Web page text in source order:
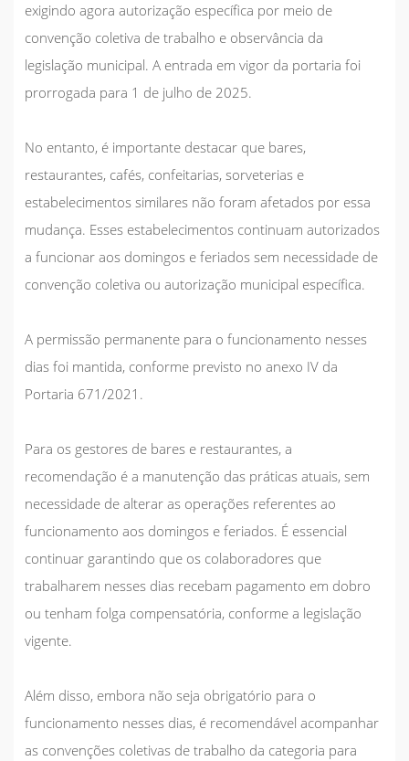
exigindo agora autorização específica por meio de
convenção coletiva de trabalho e observância da
legislação municipal. A entrada em vigor da portaria foi
prorrogada para 1 de julho de 2025.
No entanto, é importante destacar que bares,
restaurantes, cafés, confeitarias, sorveterias e
estabelecimentos similares não foram afetados por essa
mudança. Esses estabelecimentos continuam autorizados
a funcionar aos domingos e feriados sem necessidade de
convenção coletiva ou autorização municipal específica.
A permissão permanente para o funcionamento nesses
dias foi mantida, conforme previsto no anexo IV da
Portaria 671/2021.
Para os gestores de bares e restaurantes, a
recomendação é a manutenção das práticas atuais, sem
necessidade de alterar as operações referentes ao
funcionamento aos domingos e feriados. É essencial
continuar garantindo que os colaboradores que
trabalharem nesses dias recebam pagamento em dobro
ou tenham folga compensatória, conforme a legislação
vigente.
Além disso, embora não seja obrigatório para o
funcionamento nesses dias, é recomendável acompanhar
as convenções coletivas de trabalho da categoria para